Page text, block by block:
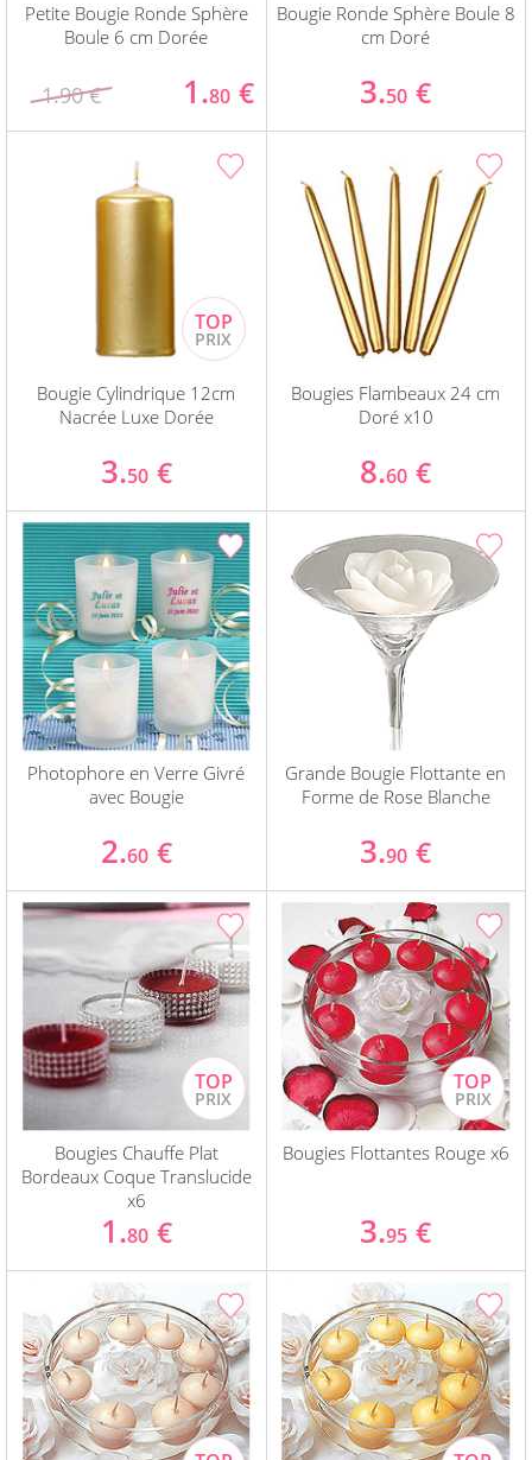
Petite Bougie Ronde Sphère
Boule 6 cm Dorée
1.90 € 1.80 €
Bougie Ronde Sphère Boule 8
cm Doré
3.50 €
Bougie Cylindrique 12cm
Nacrée Luxe Dorée
3.50 €
Bougies Flambeaux 24 cm
Doré x10
8.60 €
Photophore en Verre Givré
avec Bougie
2.60 €
Grande Bougie Flottante en
Forme de Rose Blanche
3.90 €
Bougies Chauffe Plat
Bordeaux Coque Translucide
x6
1.80 €
Bougies Flottantes Rouge x6
3.95 €